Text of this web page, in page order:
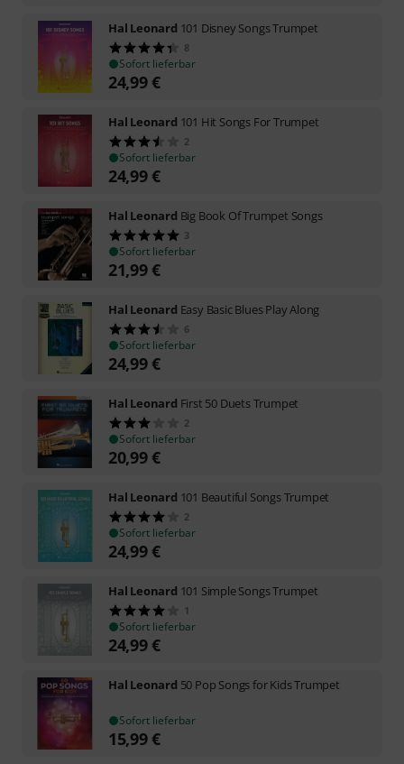
Hal Leonard 101 Disney Songs Trumpet
8
Sofort lieferbar
24,99€
Hal Leonard 101 Hit Songs For Trumpet
2
Sofort lieferbar
24,99€
Hal Leonard Big Book Of Trumpet Songs
3
Sofort lieferbar
21,99€
Hal Leonard Easy Basic Blues Play Along
6
Sofort lieferbar
24,99€
Hal Leonard First 50 Duets Trumpet
2
Sofort lieferbar
20,99€
Hal Leonard 101 Beautiful Songs Trumpet
2
Sofort lieferbar
24,99€
Hal Leonard 101 Simple Songs Trumpet
1
Sofort lieferbar
24,99€
Hal Leonard 50 Pop Songs for Kids Trumpet
Sofort lieferbar
15,99€